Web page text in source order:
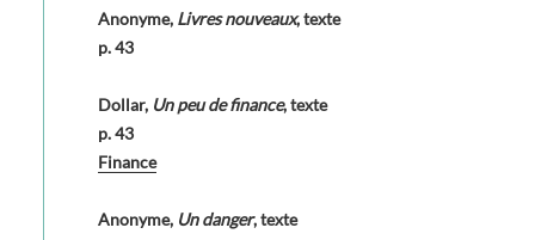
Anonyme, Livres nouveaux, texte
p. 43
Dollar, Un peu de finance, texte
p. 43
Finance
Anonyme, Un danger, texte